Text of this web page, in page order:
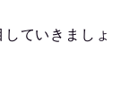
ていきましょ